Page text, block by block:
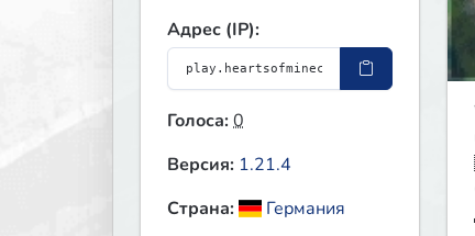
Адрес (IP):
Голоса:0
Версия: 1.21.4
Страна:
Германия